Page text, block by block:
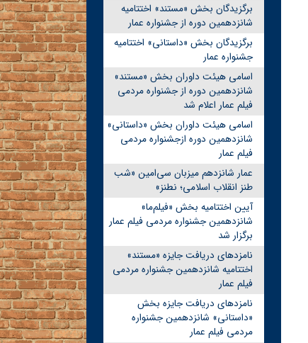
برگزیدگان بخش «مستند» اختتامیه
شانزدهمین دوره از جشنواره عمار
برگزیدگان بخش «داستانی» اختتامیه
جشنواره عمار
اسامی هیئت داوران بخش «مستند»
شانزدهمین دوره از جشنواره مردمی
فیلم عمار اعلام شد
اسامی هیئت داوران بخش «داستانی»
شانزدهمین دوره ازجشنواره مردمی
فیلم عمار
عمار شانزدهم میزبان سی‌امین «شب
طنز انقلاب اسلامی؛ نطنز»
آیین اختتامیه بخش «فیلم‌ما»
شانزدهمین جشنواره مردمی فیلم عمار
برگزار شد
نامزدهای دریافت جایزه «مستند»
اختتامیه شانزدهمین جشنواره مردمی
فیلم عمار
نامزدهای دریافت جایزه بخش
«داستانی» شانزدهمین جشنواره
مردمی فیلم عمار